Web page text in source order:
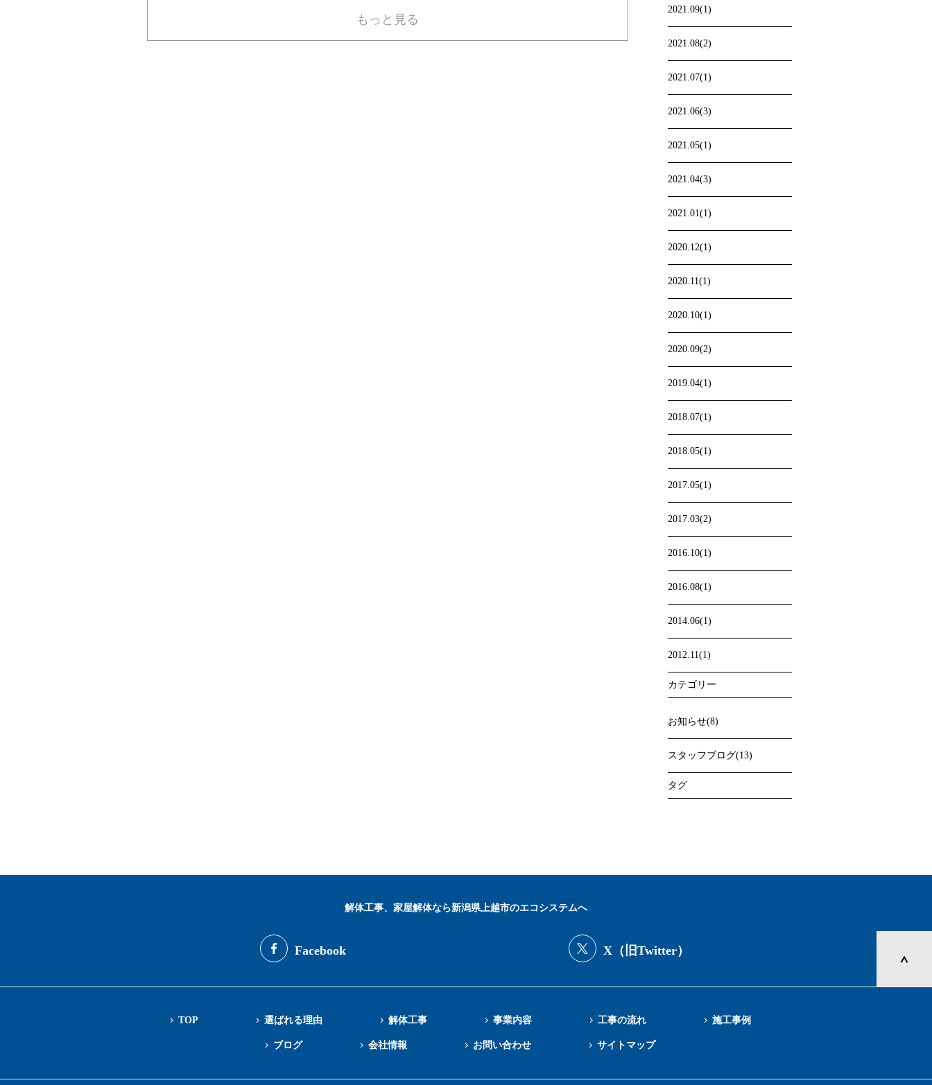
もっと見る
2021.09(1)
2021.08(2)
2021.07(1)
2021.06(3)
2021.05(1)
2021.04(3)
2021.01(1)
2020.12(1)
2020.11(1)
2020.10(1)
2020.09(2)
2019.04(1)
2018.07(1)
2018.05(1)
2017.05(1)
2017.03(2)
2016.10(1)
2016.08(1)
2014.06(1)
2012.11(1)
カテゴリー
お知らせ(8)
スタッフブログ(13)
タグ
解体工事、家屋解体なら新潟県上越市のエコシステムへ
Facebook X（旧Twitter）
TOP 選ばれる理由 解体工事 事業内容 工事の流れ 施工事例
ブログ 会社情報 お問い合わせ サイトマップ